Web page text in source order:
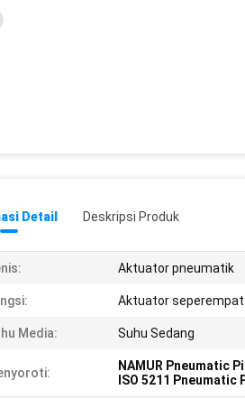
Detail Deskripsi Produk
Aktuator pneumatik
Aktuator
Media: Suhu Sedang
NAMUR Pneumatic
ISO 5211